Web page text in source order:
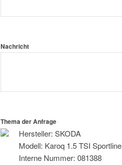
Nachricht
Thema der Anfrage
Hersteller: SKODA
Modell: Karoq 1.5 TSI
Interne Nummer: 081388